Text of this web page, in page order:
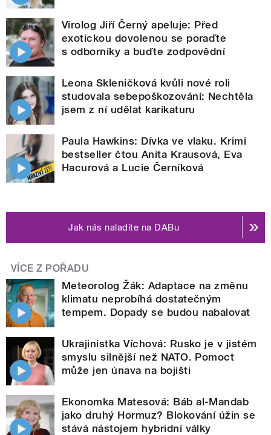
Virolog Jiří Černý apeluje: Před
exotickou dovolenou se poraďte
s odborníky a buďte zodpovědní
Leona Skleničková kvůli nové roli
studovala sebepoškozování: Nechtěla
jsem z ní udělat karikaturu
Paula Hawkins: Dívka ve vlaku. Krimi
bestseller čtou Anita Krausová, Eva
Hacurová a Lucie Černíková
Jak nás naladíte na DABu
VÍCE Z POŘADU
Meteorolog Žák: Adaptace na změnu
klimatu neprobíhá dostatečným
tempem. Dopady se budou nabalovat
Ukrajinistka Víchová: Rusko je v jistém
smyslu silnější než NATO. Pomoct
může jen únava na bojišti
Ekonomka Matesová: Báb al-Mandab
jako druhý Hormuz? Blokování úžin se
stává nástojem hybridní války